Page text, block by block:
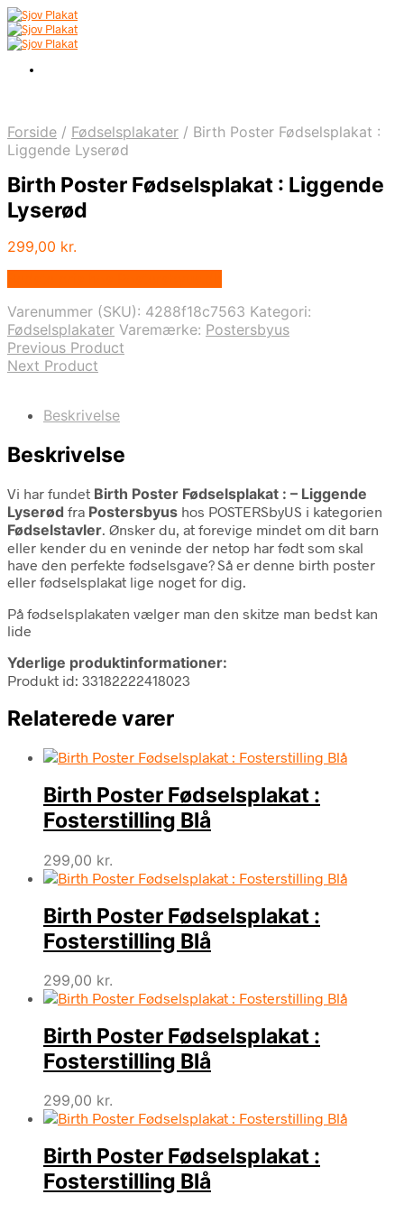
Forside / Fødselsplakater / Birth Poster Fødselsplakat :
Liggende Lyserød
Birth Poster Fødselsplakat : Liggende
Lyserød
299,00 kr.
Varenummer (SKU): 4288f18c7563 Kategori:
Fødselsplakater Varemærke: Postersbyus
Previous Product
Next Product
Beskrivelse
Beskrivelse
Vi har fundet Birth Poster Fødselsplakat : – Liggende
Lyserød fra Postersbyus hos POSTERSbyUS i kategorien
Fødselstavler. Ønsker du, at forevige mindet om dit barn
eller kender du en veninde der netop har født som skal
have den perfekte fødselsgave? Så er denne birth poster
eller fødselsplakat lige noget for dig.
På fødselsplakaten vælger man den skitze man bedst kan
lide
Yderlige produktinformationer:
Produkt id: 33182222418023
Relaterede varer
Birth Poster Fødselsplakat :
Fosterstilling Blå
299,00 kr.
Birth Poster Fødselsplakat :
Fosterstilling Blå
299,00 kr.
Birth Poster Fødselsplakat :
Fosterstilling Blå
299,00 kr.
Birth Poster Fødselsplakat :
Fosterstilling Blå